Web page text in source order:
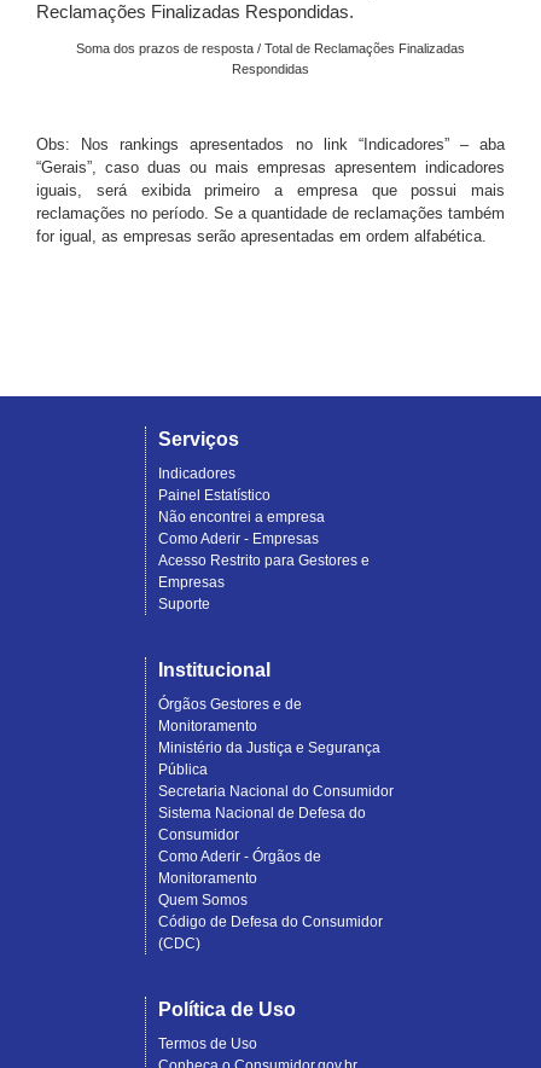
Reclamações Finalizadas Respondidas.
Soma dos prazos de resposta / Total de Reclamações Finalizadas
Respondidas
Obs: Nos rankings apresentados no link “Indicadores” – aba
“Gerais”, caso duas ou mais empresas apresentem indicadores
iguais, será exibida primeiro a empresa que possui mais
reclamações no período. Se a quantidade de reclamações também
for igual, as empresas serão apresentadas em ordem alfabética.
Serviços
Indicadores
Painel Estatístico
Não encontrei a empresa
Como Aderir - Empresas
Acesso Restrito para Gestores e
Empresas
Suporte
Institucional
Órgãos Gestores e de
Monitoramento
Ministério da Justiça e Segurança
Pública
Secretaria Nacional do Consumidor
Sistema Nacional de Defesa do
Consumidor
Como Aderir - Órgãos de
Monitoramento
Quem Somos
Código de Defesa do Consumidor
(CDC)
Política de Uso
Termos de Uso